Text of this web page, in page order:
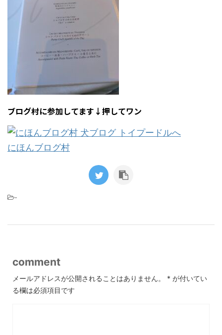
ブログ村に参加してます↓押してワン
にほんブログ村
-
comment
メールアドレスが公開されることはありません。 * が付いてい
る欄は必須項目です